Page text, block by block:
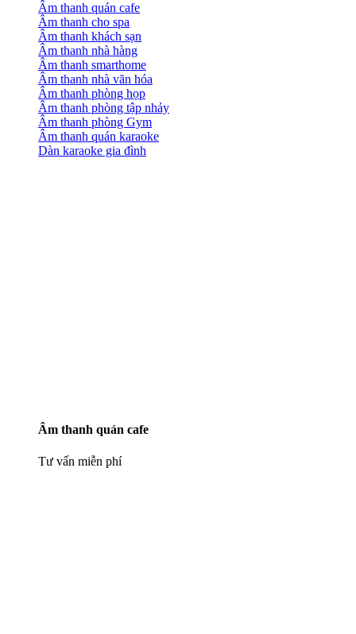
Âm thanh quán cafe
Âm thanh cho spa
Âm thanh khách sạn
Âm thanh nhà hàng
Âm thanh smarthome
Âm thanh nhà văn hóa
Âm thanh phòng họp
Âm thanh phòng tập nhảy
Âm thanh phòng Gym
Âm thanh quán karaoke
Dàn karaoke gia đình
Âm thanh quán cafe
Tư vấn miễn phí